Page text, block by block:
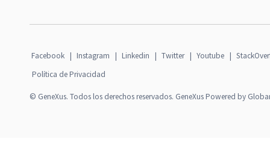
Facebook | Instagram | Linkedin | Twitter | Youtube |
Política de Privacidad
© GeneXus. Todos los derechos reservados. GeneXus Powered by